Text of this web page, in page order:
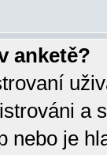
anketě?
a
nebo je